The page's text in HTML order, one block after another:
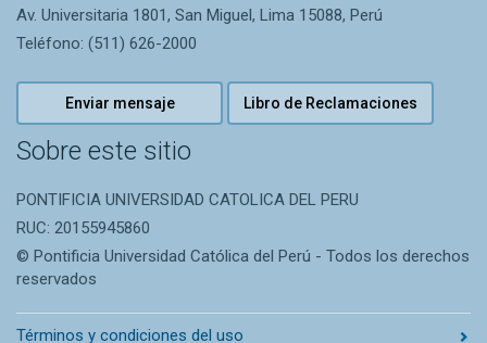
Av. Universitaria 1801, San Miguel, Lima 15088, Perú
Teléfono: (511) 626-2000
Enviar mensaje Libro de Reclamaciones
Sobre este sitio
PONTIFICIA UNIVERSIDAD CATOLICA DEL PERU
RUC: 20155945860
© Pontificia Universidad Católica del Perú - Todos los derechos
reservados
Términos y condiciones del uso